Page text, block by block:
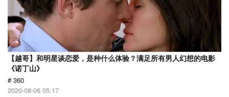
【越哥】和明星谈恋爱，是种什么体验？满足所有男人幻想的电影
《诺丁山》
# 360
2020-08-06 05:17